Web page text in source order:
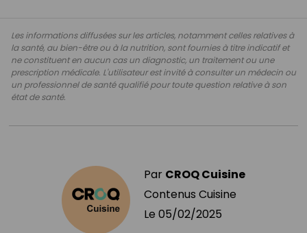
Les informations diffusées sur les articles, notamment celles relatives à
la santé, au bien-être ou à la nutrition, sont fournies à titre indicatif et
ne constituent en aucun cas un diagnostic, un traitement ou une
prescription médicale. L'utilisateur est invité à consulter un médecin ou
un professionnel de santé qualifié pour toute question relative à son
état de santé.
Par CROQ Cuisine
Contenus Cuisine
Le 05/02/2025